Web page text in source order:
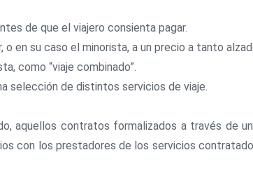
de que el viajero consienta pagar.
en su caso el minorista, a un precio a tanto
como “viaje combinado”.
selección de distintos servicios de viaje.
aquellos contratos formalizados a través de
con los prestadores de los servicios